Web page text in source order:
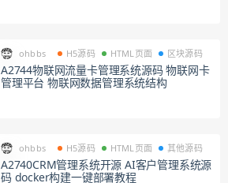
ohbbs H5源码 HTML页面 区块源码
A2744物联网流量卡管理系统源码 物联网卡
管理平台 物联网数据管理系统结构
ohbbs H5源码 HTML页面 其他源码
A2740CRM管理系统开源 AI客户管理系统源
码 docker构建一键部署教程